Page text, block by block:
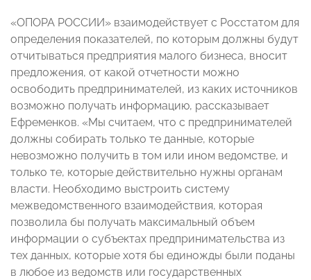
«ОПОРА РОССИИ» взаимодействует с Росстатом для
определения показателей, по которым должны будут
отчитываться предприятия малого бизнеса, вносит
предложения, от какой отчетности можно
освободить предпринимателей, из каких источников
возможно получать информацию, рассказывает
Ефременков. «Мы считаем, что с предпринимателей
должны собирать только те данные, которые
невозможно получить в том или ином ведомстве, и
только те, которые действительно нужны органам
власти. Необходимо выстроить систему
межведомственного взаимодействия, которая
позволила бы получать максимальный объем
информации о субъектах предпринимательства из
тех данных, которые хотя бы единожды были поданы
в любое из ведомств или государственных